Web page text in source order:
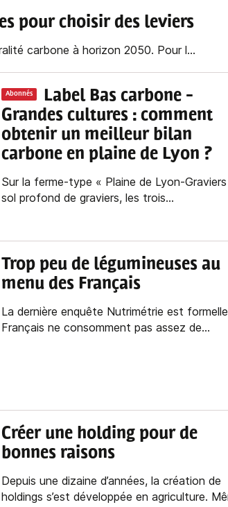
pour choisir des leviers
carbone à horizon 2050. Pour l...
Abonnés
Label Bas carbone -
Grandes cultures : comment
obtenir un meilleur bilan
carbone en plaine de Lyon ?
Sur la ferme-type « Plaine de Lyon-
sol profond de graviers, les trois...
Trop peu de légumineuses au
menu des Français
La dernière enquête Nutrimétrie est
Français ne consomment pas assez de...
Créer une holding pour de
bonnes raisons
Depuis une dizaine d’années, la création de
holdings s’est développée en agriculture.